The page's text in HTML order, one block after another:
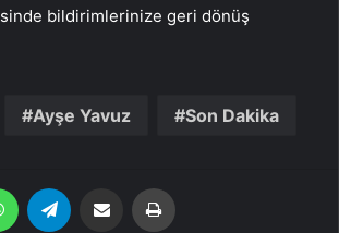
bildirimlerinize geri dönüş
Ayşe Yavuz Son Dakika
WhatsApp Email'den paylaş